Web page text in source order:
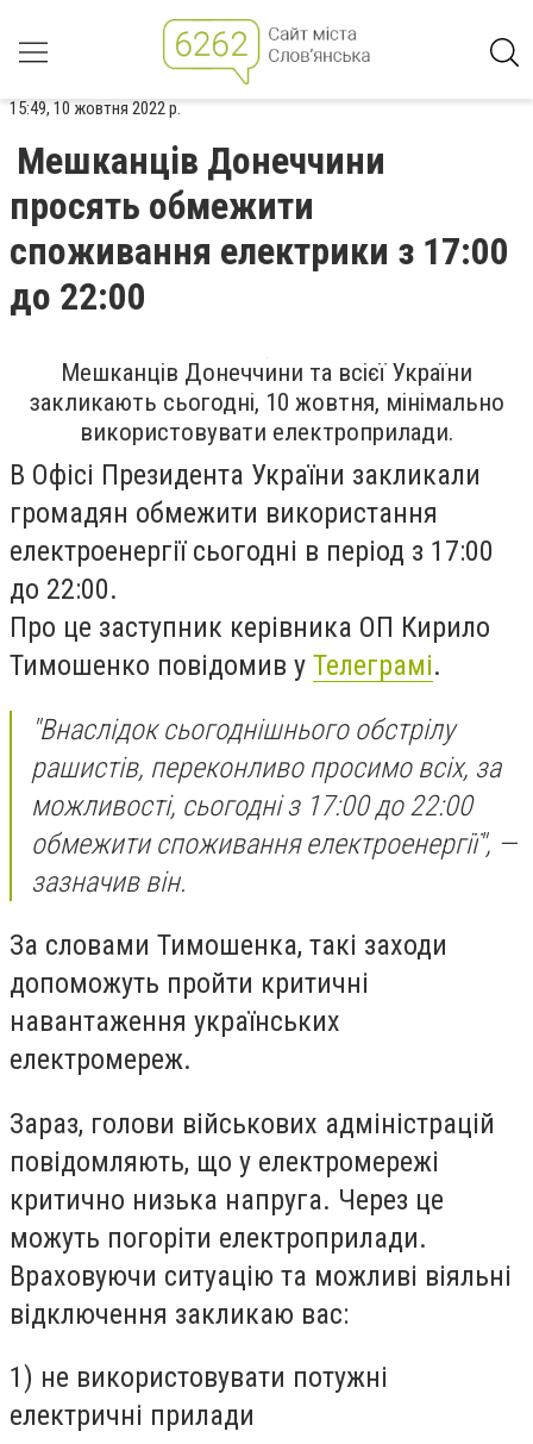
15:49, 10 жовтня 2022 р.
Мешканців Донеччини
просять обмежити
споживання електрики з 17:00
до 22:00
Мешканців Донеччини та всієї України
закликають сьогодні, 10 жовтня, мінімально
використовувати електроприлади.
В Офісі Президента України закликали
громадян обмежити використання
електроенергії сьогодні в період з 17:00
до 22:00.
Про це заступник керівника ОП Кирило
Тимошенко повідомив у Телеграмі.
"Внаслідок сьогоднішнього обстрілу
рашистів, переконливо просимо всіх, за
можливості, сьогодні з 17:00 до 22:00
обмежити споживання електроенергії", —
зазначив він.
За словами Тимошенка, такі заходи
допоможуть пройти критичні
навантаження українських
електромереж.
Зараз, голови військових адміністрацій
повідомляють, що у електромережі
критично низька напруга. Через це
можуть погоріти електроприлади.
Враховуючи ситуацію та можливі віяльні
відключення закликаю вас:
1) не використовувати потужні
електричні прилади